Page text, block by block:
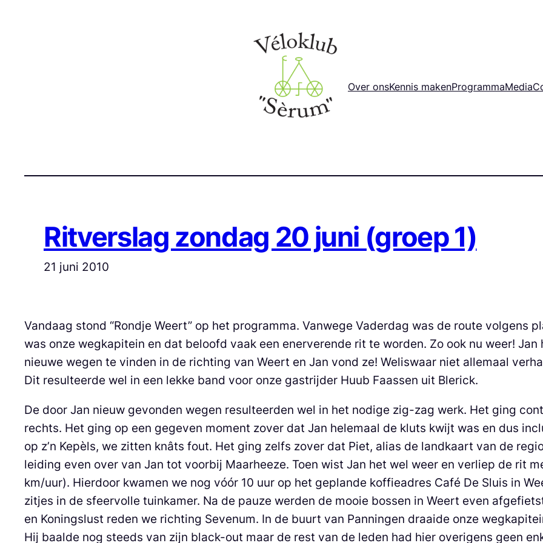
Over onsKennis makenProgrammaMedia
Ritverslag zondag 20 juni (groep 1)
21 juni 2010
Vandaag stond “Rondje Weert” op het programma. Vanwege Vaderdag was de route volgens
was onze wegkapitein en dat beloofd vaak een enerverende rit te worden. Zo ook nu weer!
nieuwe wegen te vinden in de richting van Weert en Jan vond ze! Weliswaar niet allemaal
Dit resulteerde wel in een lekke band voor onze gastrijder Huub Faassen uit Blerick.
De door Jan nieuw gevonden wegen resulteerden wel in het nodige zig-zag werk. Het ging
rechts. Het ging op een gegeven moment zover dat Jan helemaal de kluts kwijt was en dus
op z’n Kepèls, we zitten knâts fout. Het ging zelfs zover dat Piet, alias de landkaart van de
leiding even over van Jan tot voorbij Maarheeze. Toen wist Jan het wel weer en verliep de rit
km/uur). Hierdoor kwamen we nog vóór 10 uur op het geplande koffieadres Café De Sluis in
zitjes in de sfeervolle tuinkamer. Na de pauze werden de mooie bossen in Weert even
en Koningslust reden we richting Sevenum. In de buurt van Panningen draaide onze
Hij baalde nog steeds van zijn black-out maar de rest van de leden had hier overigens geen